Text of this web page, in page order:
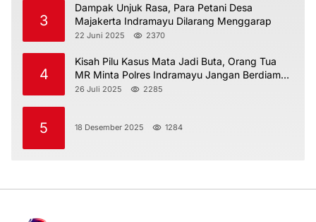
3
Dampak Unjuk Rasa, Para Petani Desa
Majakerta Indramayu Dilarang Menggarap
22 Juni 2025 2370
4
Kisah Pilu Kasus Mata Jadi Buta, Orang Tua
MR Minta Polres Indramayu Jangan Berdiam
Diri
26 Juli 2025 2285
5 18 Desember 2025 1284